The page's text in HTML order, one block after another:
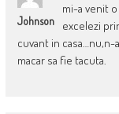
Johnson
mi-a venit
excelezi
cuvant in casa…nu,n-
macar sa fie tacuta.